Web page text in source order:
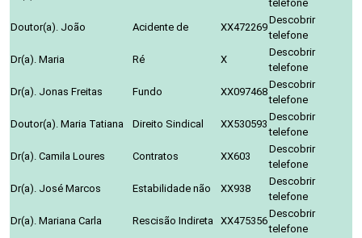
telefone
Doutor(a). João
Acidente de XX472269
Descobrir
telefone
Dr(a). Maria
Ré X
Descobrir
telefone
Dr(a). Jonas Freitas
Fundo XX097468
Descobrir
telefone
Doutor(a). Maria Tatiana
Direito Sindical XX530593
Descobrir
telefone
Dr(a). Camila Loures
Contratos XX603
Descobrir
telefone
Dr(a). José Marcos
Estabilidade não XX938
Descobrir
telefone
Dr(a). Mariana Carla
Rescisão Indireta XX475356
Descobrir
telefone